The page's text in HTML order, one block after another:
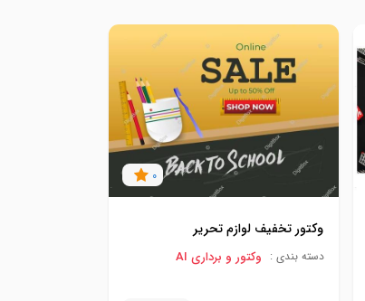
0
وکتور تخفیف لوازم تحریر
دسته بندی : وکتور و برداری AI